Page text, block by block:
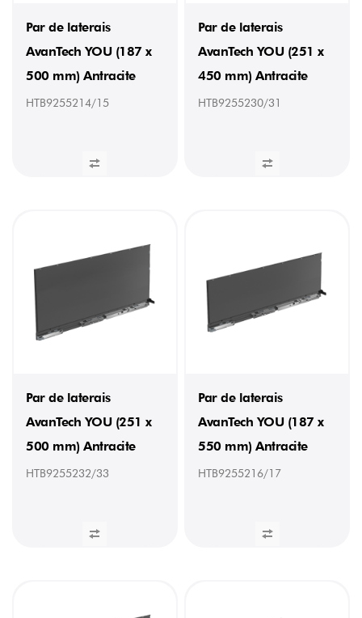
Par de laterais
AvanTech YOU (187 x
500 mm) Antracite
HTB9255214/15
Par de laterais
AvanTech YOU (251 x
450 mm) Antracite
HTB9255230/31
Par de laterais
AvanTech YOU (251 x
500 mm) Antracite
HTB9255232/33
Par de laterais
AvanTech YOU (187 x
550 mm) Antracite
HTB9255216/17